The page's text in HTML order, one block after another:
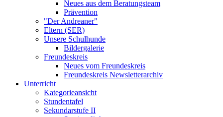
Neues aus dem Beratungsteam
Prävention
"Der Andreaner"
Eltern (SER)
Unsere Schulhunde
Bildergalerie
Freundeskreis
Neues vom Freundeskreis
Freundeskreis Newsletterarchiv
Unterricht
Kategorieansicht
Stundentafel
Sekundarstufe II